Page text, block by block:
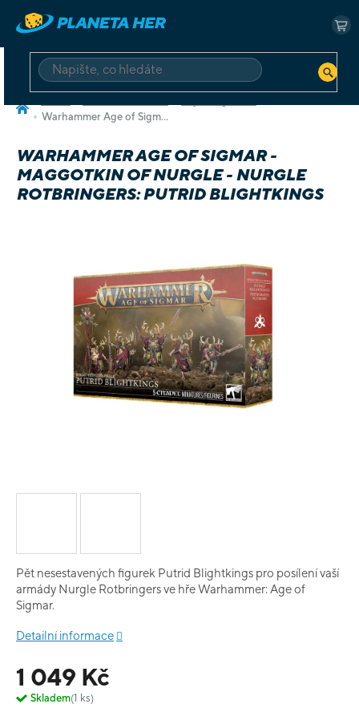
obsah
HLEDAT
Warhammer Age of Sigmar - Maggotkin of Nurgle - Nurgle Rotbringers: Putrid Blightkings
WARHAMMER AGE OF SIGMAR -
MAGGOTKIN OF NURGLE - NURGLE
ROTBRINGERS: PUTRID BLIGHTKINGS
1 049 Kč
Skladem(1 ks)
Pět nesestavených figurek Putrid Blightkings pro posílení vaší
armády Nurgle Rotbringers ve hře Warhammer: Age of
Sigmar.
Detailní informace